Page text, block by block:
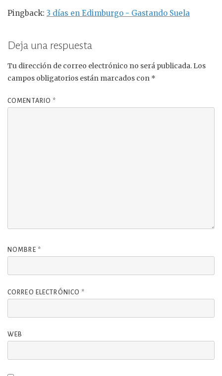
Pingback: 3 días en Edimburgo - Gastando Suela
Deja una respuesta
Tu dirección de correo electrónico no será publicada. Los
campos obligatorios están marcados con *
COMENTARIO *
NOMBRE *
CORREO ELECTRÓNICO *
WEB